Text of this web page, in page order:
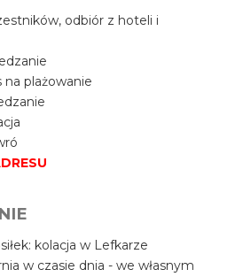
odbiór z hoteli i
na plażowanie
kolacja w Lefkarze
w czasie dnia - we własnym